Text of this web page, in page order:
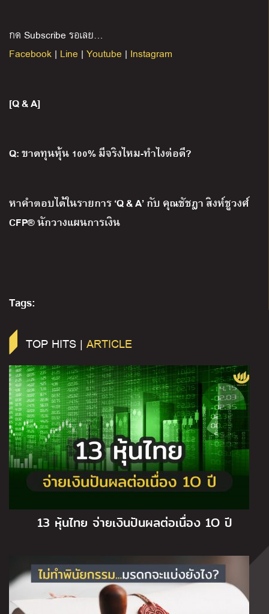
กด Subscribe รอเลย…
Facebook | Line | Youtube | Instagram
[Q & A]
Q: ขาดทุนหุ้น 100% มีจริงไหม-ทำไงต่อดี?
หาคำตอบได้ในรายการ ‘Q & A’ กับ คุณชัชฎา สิงห์ชูวงศ์
CFP® นักวางแผนการเงิน
Tags:
TOP HITS | ARTICLE
13 หุ้นไทย จ่ายเงินปันผลต่อเนื่อง 1O ปี